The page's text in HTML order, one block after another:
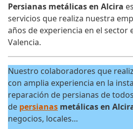
Persianas metálicas en Alcira
servicios que realiza nuestra
años de experiencia en el sector
Valencia.
Nuestro colaboradores que
con amplia experiencia en la
reparación de persianas de
de persianas metálicas en
negocios, locales…